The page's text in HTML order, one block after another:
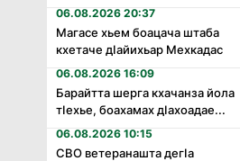
06.08.2026 20:37
Магасе хьем боацача штаба
кхетаче дӏайихьар Мехкадас
06.08.2026 16:09
Барайтта шерга кхачанза йола
тӏехье, боахамах дӏахоадае...
06.08.2026 10:15
СВО ветеранашта дегӏа